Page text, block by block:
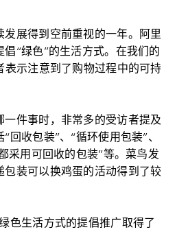
展得到空前重视的一年。阿里
“绿色”的生活方式。在我们的
表示注意到了购物过程中的可持
一件事时，非常多的受访者提及
回收包装”、“循环使用包装”、
采用可回收的包装”等。菜鸟发
包装可以换鸡蛋的活动得到了较
色生活方式的提倡推广取得了